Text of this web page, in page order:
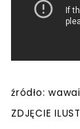
źródło:
ZDJĘCIE